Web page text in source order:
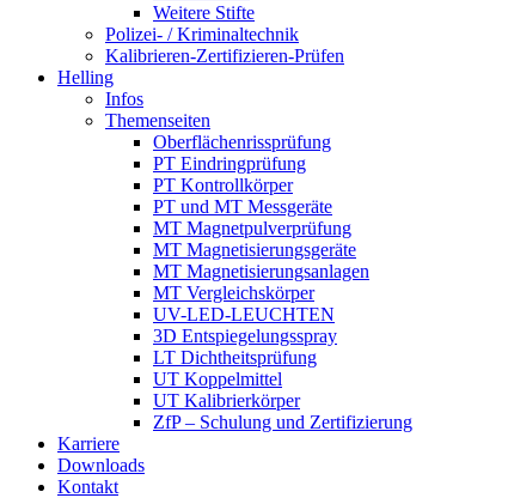
Weitere Stifte
Polizei- / Kriminaltechnik
Kalibrieren-Zertifizieren-Prüfen
Helling
Infos
Themenseiten
Oberflächen­rissprüfung
PT Eindringprüfung
PT Kontrollkörper
PT und MT Messgeräte
MT Magnetpulverprüfung
MT Magnetisierungsgeräte
MT Magnetisierungsanlagen
MT Vergleichskörper
UV-LED-LEUCHTEN
3D Entspiegelungsspray
LT Dichtheitsprüfung
UT Koppelmittel
UT Kalibrierkörper
ZfP – Schulung und Zertifizierung
Karriere
Downloads
Kontakt